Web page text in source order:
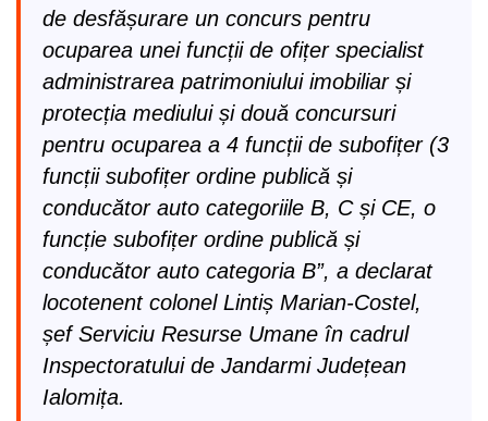
de desfășurare un concurs pentru
ocuparea unei funcții de ofițer specialist
administrarea patrimoniului imobiliar și
protecția mediului și două concursuri
pentru ocuparea a 4 funcții de subofițer (3
funcții subofițer ordine publică și
conducător auto categoriile B, C și CE, o
funcție subofițer ordine publică și
conducător auto categoria B”, a declarat
locotenent colonel Lintiș Marian-Costel,
șef Serviciu Resurse Umane în cadrul
Inspectoratului de Jandarmi Județean
Ialomița.